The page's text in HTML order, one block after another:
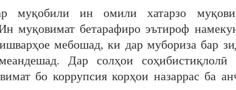
муқобили ин омили хатарзо
муқовимат бетарафиро эътироф
мебошад, ки дар мубориза бар
Дар солҳои соҳибистиқлолӣ
бо коррупсия корҳои назаррас ба